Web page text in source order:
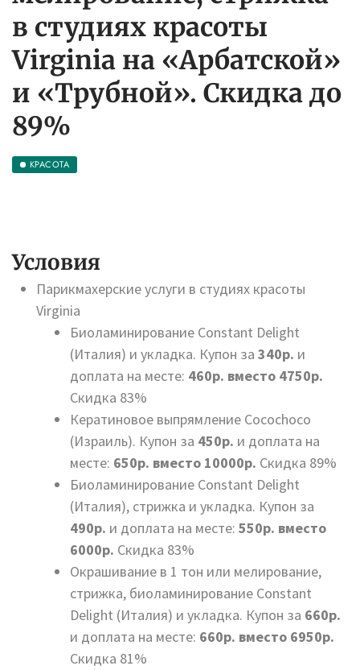
в студиях красоты
Virginia на «Арбатской»
и «Трубной». Скидка до
89%
КРАСОТА
Условия
Парикмахерские услуги в студиях красоты
Virginia
Биоламинирование Сonstant Delight
(Италия) и укладка. Купон за 340р. и
доплата на месте: 460р. вместо 4750р.
Скидка 83%
Кератиновое выпрямление Cocochoco
(Израиль). Купон за 450р. и доплата на
месте: 650р. вместо 10000р. Скидка 89%
Биоламинирование Сonstant Delight
(Италия), стрижка и укладка. Купон за
490р. и доплата на месте: 550р. вместо
6000р. Скидка 83%
Окрашивание в 1 тон или мелирование,
стрижка, биоламинирование Сonstant
Delight (Италия) и укладка. Купон за 660р.
и доплата на месте: 660р. вместо 6950р.
Скидка 81%